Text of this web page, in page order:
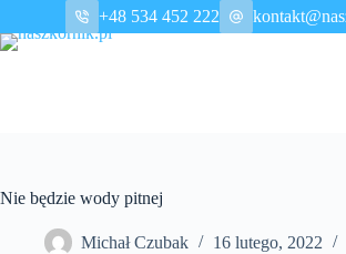
treści
+48 534 452 222
Nie będzie wody pitnej
Michał Czubak 16 lutego, 2022